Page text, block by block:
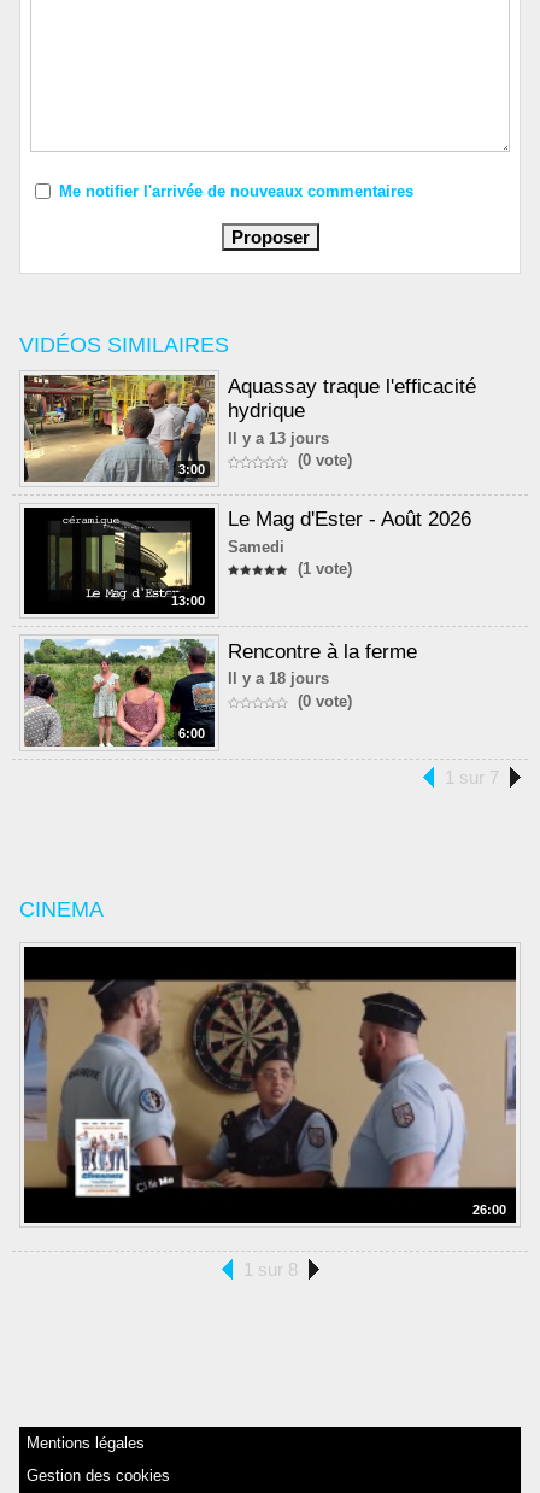
VIDÉOS SIMILAIRES
3:00
Aquassay traque l'efficacité
hydrique
Il y a 13 jours
(0 vote)
13:00
Le Mag d'Ester - Août 2026
Samedi
(1 vote)
6:00
Rencontre à la ferme
Il y a 18 jours
(0 vote)
1 sur 7
CINEMA
26:00
1 sur 8
Me notifier l'arrivée de nouveaux commentaires
Mentions légales
Gestion des cookies